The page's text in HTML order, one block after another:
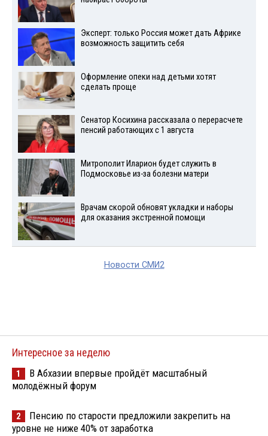
Эксперт: только Россия может дать Африке
возможность защитить себя
Оформление опеки над детьми хотят
сделать проще
Сенатор Косихина рассказала о перерасчете
пенсий работающих с 1 августа
Митрополит Иларион будет служить в
Подмосковье из-за болезни матери
Врачам скорой обновят укладки и наборы
для оказания экстренной помощи
Новости СМИ2
Интересное за неделю
1
В Абхазии впервые пройдёт масштабный
молодёжный форум
2
Пенсию по старости предложили закрепить на
уровне не ниже 40% от заработка